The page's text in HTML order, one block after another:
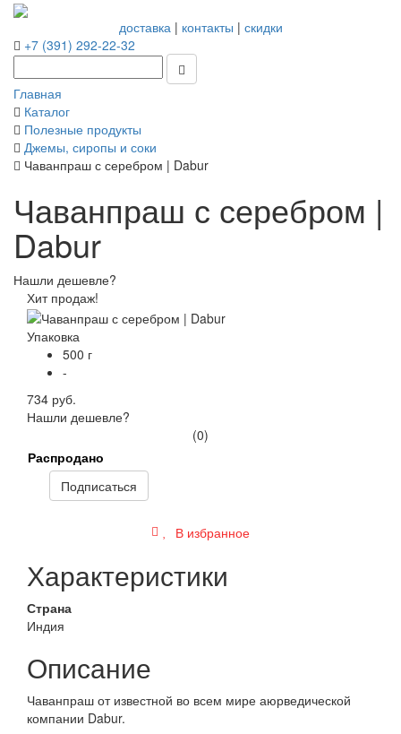
доставка| контакты | скидки
+7 (391) 292-22-32
Главная
Каталог
Полезные продукты
Джемы, сиропы и соки
Чаванпраш с серебром | Dabur
Чаванпраш с серебром |
Dabur
Нашли дешевле?
Хит продаж!
Упаковка
500 г
-
734 руб.
Нашли дешевле?
(0)
Распродано
Подписаться
В избранное
Характеристики
Страна
Индия
Описание
Чаванпраш от известной во всем мире аюрведической
компании Dabur.